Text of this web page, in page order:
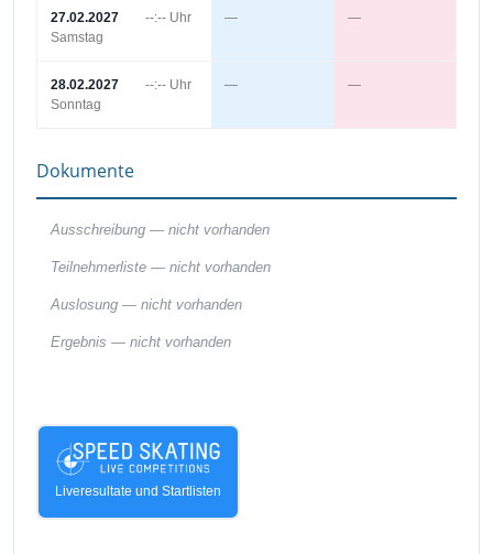
27.02.2027
Samstag
--:-- Uhr — —
28.02.2027
Sonntag
--:-- Uhr — —
Dokumente
Ausschreibung — nicht vorhanden
Teilnehmerliste — nicht vorhanden
Auslosung — nicht vorhanden
Ergebnis — nicht vorhanden
Liveresultate und Startlisten